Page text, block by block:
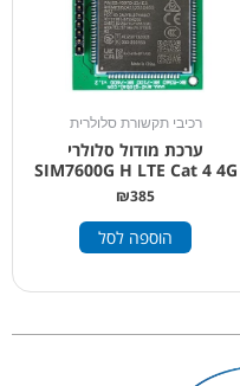
רכיבי תקשורת סלולרית
ערכת מודול סלולרי
SIM7600G H LTE Cat 4 4G
₪385
הוספה לסל